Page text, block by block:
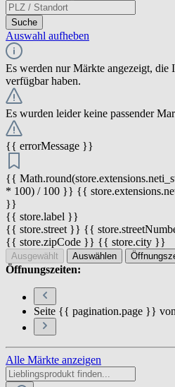
Suche
Auswahl aufheben
Es werden nur Märkte angezeigt, die
verfügbar haben.
Es wurden leider keine passender
{{ errorMessage }}
{{
* 100) / 100 }} {{
}}
{{ store.label }}
{{ store.street }} {{
{{ store.zipCode }} {{ store.city }}
Ausgewählt Auswählen
Öffnungszeiten:
Seite {{ pagination.page }}
Alle Märkte anzeigen